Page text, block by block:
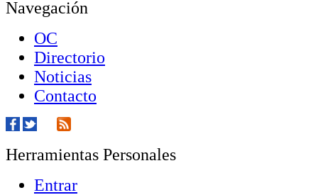
Navegación
OC
Directorio
Noticias
Contacto
Herramientas Personales
Entrar